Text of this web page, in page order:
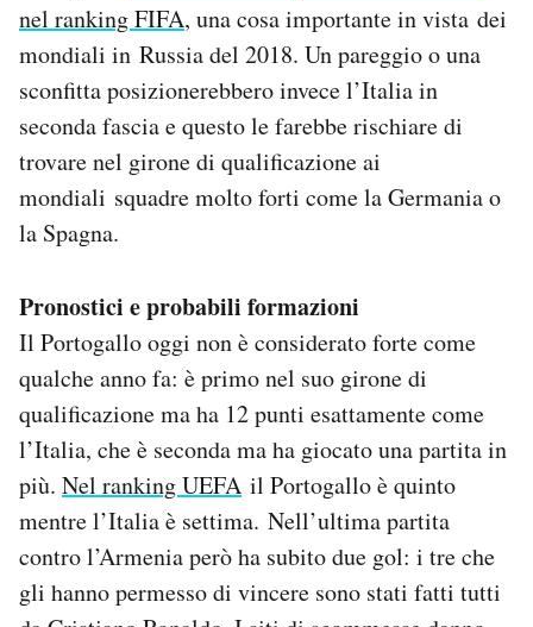
nel ranking FIFA, una cosa importante in vista dei
mondiali in Russia del 2018. Un pareggio o una
sconfitta posizionerebbero invece l’Italia in
seconda fascia e questo le farebbe rischiare di
trovare nel girone di qualificazione ai
mondiali squadre molto forti come la Germania o
la Spagna.
Pronostici e probabili formazioni
Il Portogallo oggi non è considerato forte come
qualche anno fa: è primo nel suo girone di
qualificazione ma ha 12 punti esattamente come
l’Italia, che è seconda ma ha giocato una partita in
più. Nel ranking UEFA il Portogallo è quinto
mentre l’Italia è settima. Nell’ultima partita
contro l’Armenia però ha subito due gol: i tre che
gli hanno permesso di vincere sono stati fatti tutti